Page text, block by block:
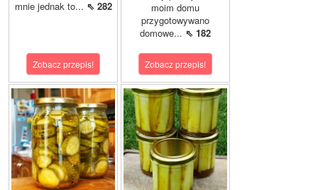
mnie jednak to... ⇖ 282
Zobacz przepis!
moim domu
przygotowywano
domowe... ⇖ 182
Zobacz przepis!